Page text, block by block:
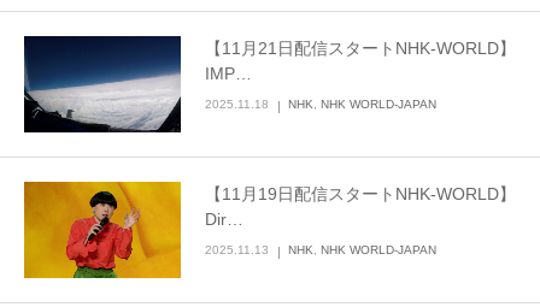
【11月21日配信スタートNHK-WORLD】
IMP…
2025.11.18 NHK NHK WORLD-JAPAN
【11月19日配信スタートNHK-WORLD】
Dir…
2025.11.13 NHK NHK WORLD-JAPAN